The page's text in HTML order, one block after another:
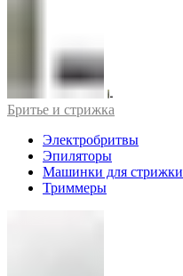
Бритье и стрижка
Электробритвы
Эпиляторы
Машинки для стрижки
Триммеры